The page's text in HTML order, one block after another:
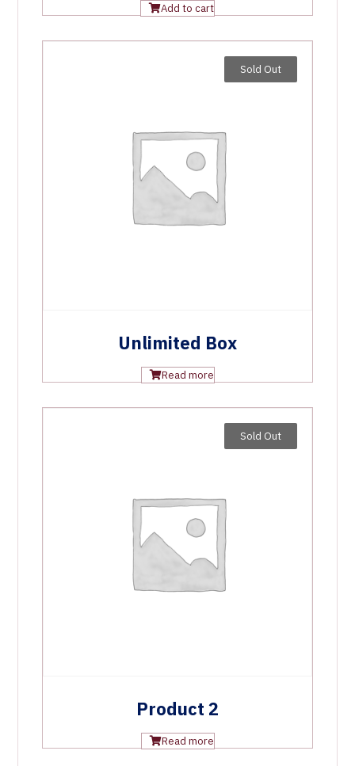
Add to cart
Unlimited Box
Sold Out
Read more
Product 2
Sold Out
Read more